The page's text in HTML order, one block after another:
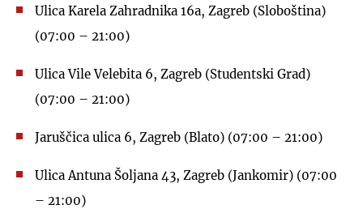
Ulica Karela Zahradnika 16a, Zagreb (Sloboština)
(07:00 – 21:00)
Ulica Vile Velebita 6, Zagreb (Studentski Grad)
(07:00 – 21:00)
Jaruščica ulica 6, Zagreb (Blato) (07:00 – 21:00)
Ulica Antuna Šoljana 43, Zagreb (Jankomir) (07:00
– 21:00)